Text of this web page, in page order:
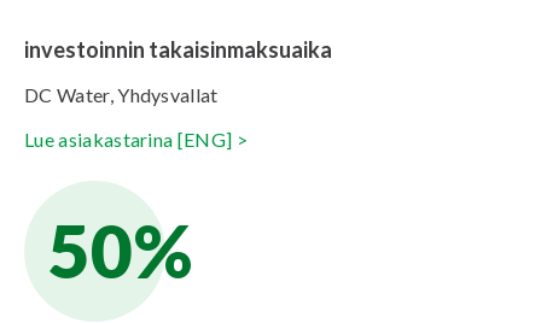
investoinnin takaisinmaksuaika
DC Water, Yhdysvallat
Lue asiakastarina [ENG] >
50%